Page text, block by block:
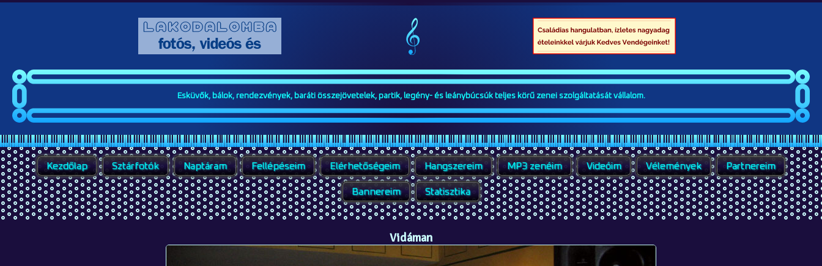
Esküvők, bálok, rendezvények, baráti összejövetelek, partik, legény- és leánybúcsúk teljes körű zenei szolgáltatását vállalom.
Kezdőlap Sztárfotók Naptáram Fellépéseim Elérhetőségeim Hangszereim MP3 zenéim Videóim Vélemények Partnereim
Bannereim Statisztika
Vidáman